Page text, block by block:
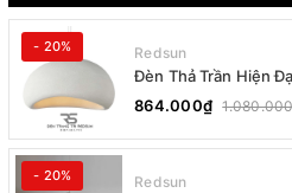
- 20% Redsun
Đèn Thả Trần Hiện
sabi CDT-T036 Dáng
864.000₫
- 20% Redsun